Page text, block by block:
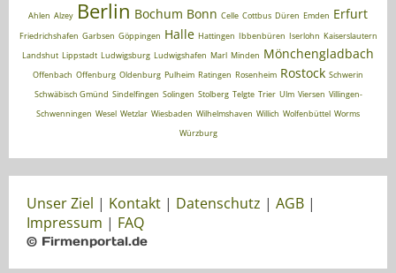
Ahlen Alzey Berlin Bochum Bonn Celle Cottbus Düren Emden Erfurt
Friedrichshafen Garbsen Göppingen Halle Hattingen Ibbenbüren Iserlohn Kaiserslautern
Landshut Lippstadt Ludwigsburg Ludwigshafen Marl Minden Mönchengladbach
Offenbach Offenburg Oldenburg Pulheim Ratingen Rosenheim Rostock Schwerin
Schwäbisch Gmünd Sindelfingen Solingen Stolberg Telgte Trier Ulm Viersen Villingen-
Schwenningen Wesel Wetzlar Wiesbaden Wilhelmshaven Willich Wolfenbüttel Worms
Würzburg
Unser Ziel | Kontakt | Datenschutz | AGB |
Impressum | FAQ
© Firmenportal.de